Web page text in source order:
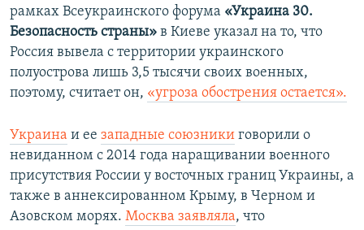
рамках Всеукраинского форума «Украина 30.
Безопасность страны» в Киеве указал на то, что
Россия вывела с территории украинского
полуострова лишь 3,5 тысячи своих военных,
поэтому, считает он, «угроза обострения остается».
Украина и ее западные союзники говорили о
невиданном с 2014 года наращивании военного
присутствия России у восточных границ Украины, а
также в аннексированном Крыму, в Черном и
Азовском морях. Москва заявляла, что